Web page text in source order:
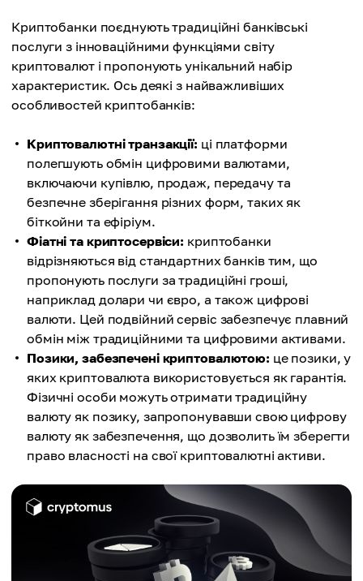
Криптобанки поєднують традиційні банківські
послуги з інноваційними функціями світу
криптовалют і пропонують унікальний набір
характеристик. Ось деякі з найважливіших
особливостей криптобанків:
Криптовалютні транзакції: ці платформи
полегшують обмін цифровими валютами,
включаючи купівлю, продаж, передачу та
безпечне зберігання різних форм, таких як
біткойни та ефіріум.
Фіатні та криптосервіси: криптобанки
відрізняються від стандартних банків тим, що
пропонують послуги за традиційні гроші,
наприклад долари чи євро, а також цифрові
валюти. Цей подвійний сервіс забезпечує плавний
обмін між традиційними та цифровими активами.
Позики, забезпечені криптовалютою: це позики, у
яких криптовалюта використовується як гарантія.
Фізичні особи можуть отримати традиційну
валюту як позику, запропонувавши свою цифрову
валюту як забезпечення, що дозволить їм зберегти
право власності на свої криптовалютні активи.